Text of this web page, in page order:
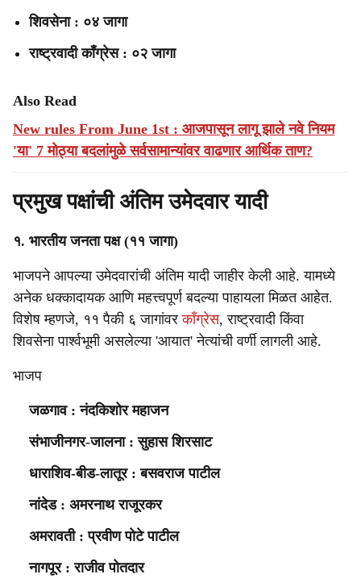
शिवसेना : ०४ जागा
राष्ट्रवादी काँग्रेस : ०२ जागा
Also Read
New rules From June 1st : आजपासून लागू झाले नवे नियम
'या' 7 मोठ्या बदलांमुळे सर्वसामान्यांवर वाढणार आर्थिक ताण?
प्रमुख पक्षांची अंतिम उमेदवार यादी
१. भारतीय जनता पक्ष (११ जागा)
भाजपने आपल्या उमेदवारांची अंतिम यादी जाहीर केली आहे. यामध्ये
अनेक धक्कादायक आणि महत्त्वपूर्ण बदल्या पाहायला मिळत आहेत.
विशेष म्हणजे, ११ पैकी ६ जागांवरकाँग्रेस, राष्ट्रवादी किंवा
शिवसेना पार्श्वभूमी असलेल्या 'आयात' नेत्यांची वर्णी लागली आहे.
भाजप
जळगाव : नंदकिशोर महाजन
संभाजीनगर-जालना : सुहास शिरसाट
धाराशिव-बीड-लातूर : बसवराज पाटील
नांदेड : अमरनाथ राजूरकर
अमरावती : प्रवीण पोटे पाटील
नागपूर : राजीव पोतदार